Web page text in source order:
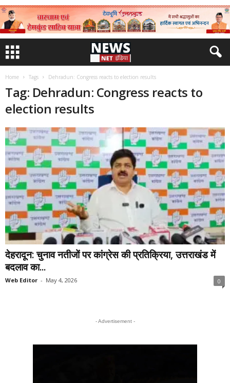
Home Tags Dehradun: Congress reacts to election results
Tag: Dehradun: Congress reacts to
election results
देहरादून: चुनाव नतीजों पर कांग्रेस की प्रतिक्रिया, उत्तराखंड में
बदलाव का...
Web Editor - May 4, 2026 0
- Advertisement -